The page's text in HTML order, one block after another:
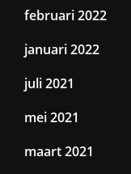
februari 2022
januari 2022
juli 2021
mei 2021
maart 2021